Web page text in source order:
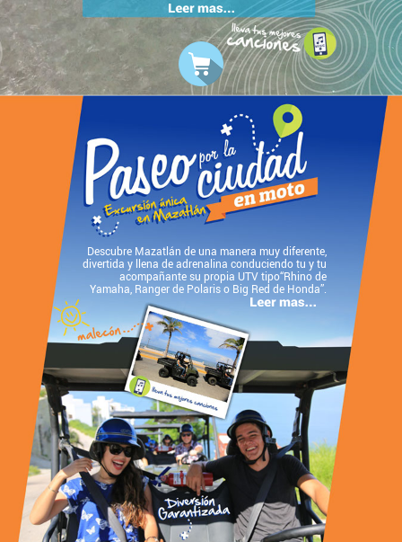
Descubre Mazatlán de una manera muy diferente,
divertida y llena de adrenalina conduciendo tu y tu
acompañante su propia UTV tipo“Rhino de
Yamaha, Ranger de Polaris o Big Red de Honda”.